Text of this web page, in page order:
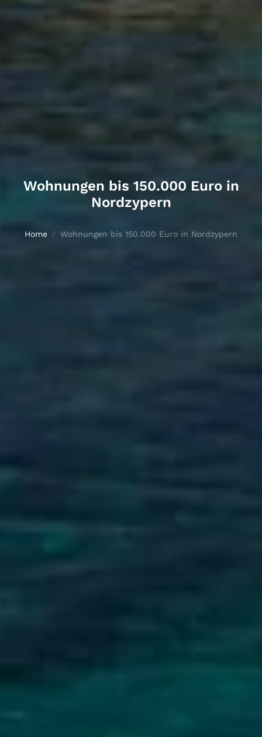
Wohnungen bis 150.000 Euro in
Nordzypern
Home Wohnungen bis 150.000 Euro in Nordzypern